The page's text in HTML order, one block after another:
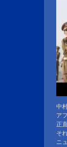
中
ア
正
そ
ニ